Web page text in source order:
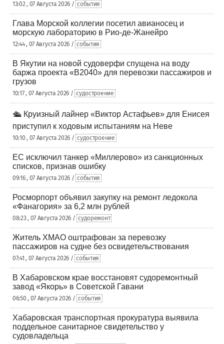
13:02 , 07 Августа 2026 / события
Глава Морской коллегии посетил авианосец и
морскую лабораторию в Рио-де-Жанейро
12:44 , 07 Августа 2026 / события
В Якутии на новой судоверфи спущена на воду
баржа проекта «В2040» для перевозки пассажиров и
грузов
10:17 , 07 Августа 2026 / судостроение
🛳️ Круизный лайнер «Виктор Астафьев» для Енисея
приступил к ходовым испытаниям на Неве
10:10 , 07 Августа 2026 / судостроение
ЕС исключил танкер «Миллерово» из санкционных
списков, признав ошибку
09:16 , 07 Августа 2026 / события
Росморпорт объявил закупку на ремонт ледокола
«Фанагория» за 6,2 млн рублей
08:23 , 07 Августа 2026 / судоремонт
Житель ХМАО оштрафован за перевозку
пассажиров на судне без освидетельствования
07:41 , 07 Августа 2026 / события
В Хабаровском крае восстановят судоремонтный
завод «Якорь» в Советской Гавани
06:50 , 07 Августа 2026 / события
Хабаровская транспортная прокуратура выявила
поддельное санитарное свидетельство у
судовладельца